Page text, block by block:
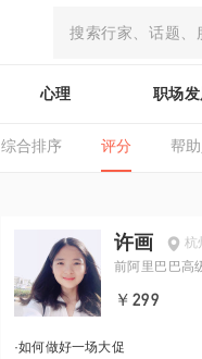
心理 职场
综合排序 评分 帮
许画
杭
前阿里巴巴高
￥299
·如何做好一场大促